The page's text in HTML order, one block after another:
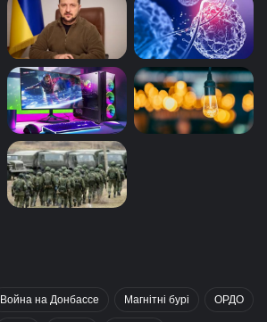
Война на Донбассе Магнітні бурі ОРДО